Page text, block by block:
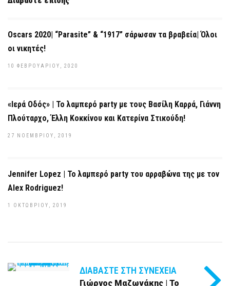
Oscars 2020| “Parasite” & “1917” σάρωσαν τα βραβεία| Όλοι
οι νικητές!
10 ΦΕΒΡΟΥΑΡΊΟΥ, 2020
«Ιερά Οδός» | Το λαμπερό party με τους Βασίλη Καρρά, Γιάννη
Πλούταρχο, Έλλη Κοκκίνου και Κατερίνα Στικούδη!
27 ΝΟΕΜΒΡΊΟΥ, 2019
Jennifer Lopez | Το λαμπερό party του αρραβώνα της με τον
Alex Rodriguez!
1 ΟΚΤΩΒΡΊΟΥ, 2019
ΔΙΑΒΆΣΤΕ ΣΤΗ ΣΥΝΈΧΕΙΑ
Γιώργος Μαζωνάκης | Το